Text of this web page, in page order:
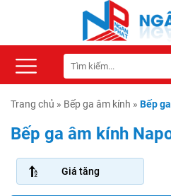
Trang chủ » Bếp ga âm kính » Bếp
Bếp ga âm kính
Giá tăng